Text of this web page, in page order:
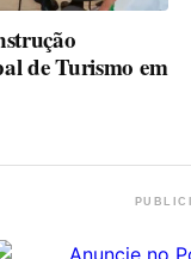
de Turismo em